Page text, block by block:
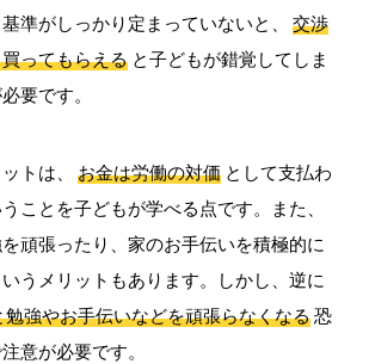
準がしっかり定まっていないと、
交渉
ってもらえる と子どもが錯覚してしま
要です。
トは、
お金は労働の対価 として支払わ
ことを子どもが学べる点です。また、
頑張ったり、家のお手伝いを積極的に
うメリットもあります。しかし、逆に
強やお手伝いなどを頑張らなくなる恐
意が必要です。